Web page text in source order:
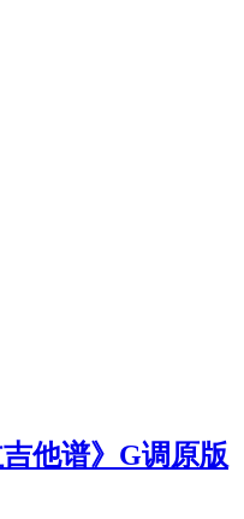
他谱》G调原版